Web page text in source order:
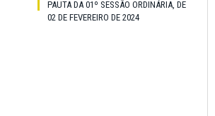
PAUTA DA 01º SESSÃO ORDINÁRIA, DE
02 DE FEVEREIRO DE 2024